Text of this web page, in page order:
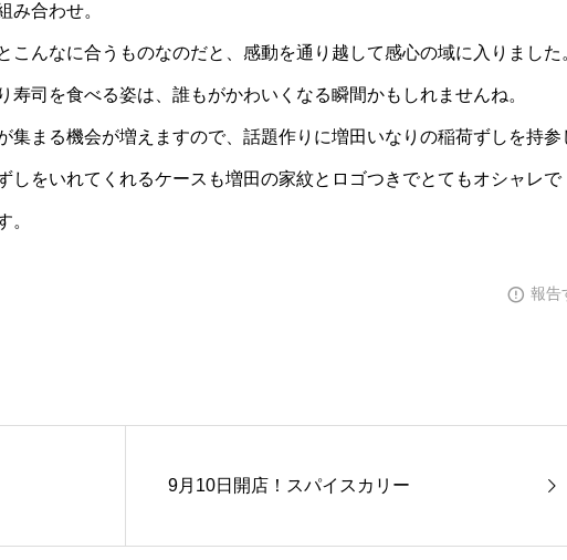
み合わせ。
こんなに合うものなのだと、感動を通り越して感心の域に入りました
司を食べる姿は、誰もがかわいくなる瞬間かもしれませんね。
集まる機会が増えますので、話題作りに増田いなりの稲荷ずしを持参
しをいれてくれるケースも増田の家紋とロゴつきでとてもオシャレで
。
報告
9月10日開店！スパイスカリー